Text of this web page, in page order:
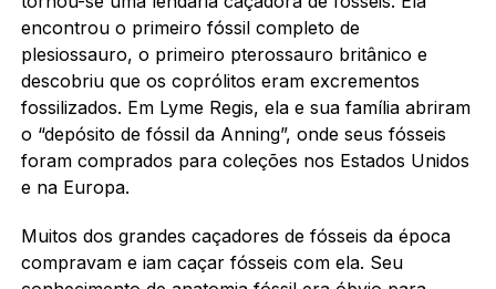
encontrou o primeiro fóssil completo de
plesiossauro, o primeiro pterossauro britânico e
descobriu que os coprólitos eram excrementos
fossilizados. Em Lyme Regis, ela e sua família abriram
o “depósito de fóssil da Anning”, onde seus fósseis
foram comprados para coleções nos Estados Unidos
e na Europa.
Muitos dos grandes caçadores de fósseis da época
compravam e iam caçar fósseis com ela. Seu